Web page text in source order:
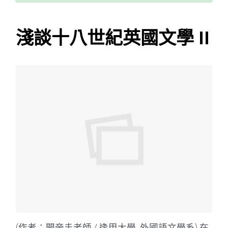
淺談十八世紀英國文學 II